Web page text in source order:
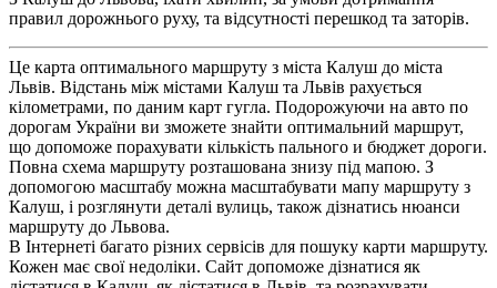
правил дорожнього руху, та відсутності перешкод та заторів.
Це карта оптимального маршруту з міста Калуш до міста
Львів. Відстань між містами Калуш та Львів рахується
кілометрами, по даним карт гугла. Подорожуючи на авто по
дорогам України ви зможете знайти оптимальний маршрут,
що допоможе порахувати кількість пального и бюджет дороги.
Повна схема маршруту розташована знизу під мапою. З
допомогою масштабу можна масштабувати мапу маршруту з
Калуш, і розглянути деталі вулиць, також дізнатись нюанси
маршруту до Львова.
В Інтернеті багато різних сервісів для пошуку карти маршруту.
Кожен має свої недоліки. Сайт допоможе дізнатися як